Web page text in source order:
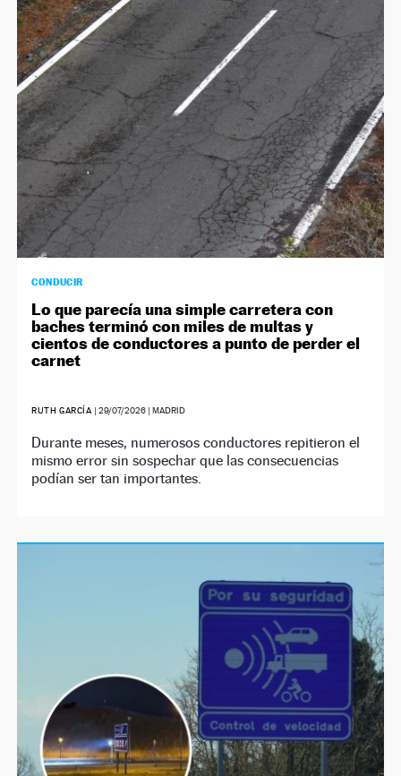
NEWSLETTER
SÍGUENOS
CONDUCIR
Lo que parecía una simple carretera con
baches terminó con miles de multas y
cientos de conductores a punto de perder el
carnet
RUTH GARCÍA |29/07/2026 | MADRID
Durante meses, numerosos conductores repitieron el
mismo error sin sospechar que las consecuencias
podían ser tan importantes.